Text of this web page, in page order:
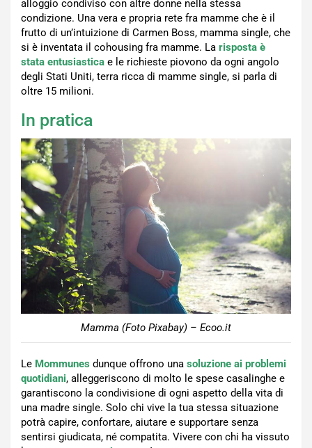
alloggio condiviso con altre donne nella stessa
condizione. Una vera e propria rete fra mamme che è il
frutto di un’intuizione di Carmen Boss, mamma single, che
si è inventata il cohousing fra mamme. La risposta è
stata entusiastica e le richieste piovono da ogni angolo
degli Stati Uniti, terra ricca di mamme single, si parla di
oltre 15 milioni.
In pratica
Mamma (Foto Pixabay) – Ecoo.it
Le Mommunes dunque offrono una soluzione ai problemi
quotidiani, alleggeriscono di molto le spese casalinghe e
garantiscono la condivisione di ogni aspetto della vita di
una madre single. Solo chi vive la tua stessa situazione
potrà capire, confortare, aiutare e supportare senza
sentirsi giudicata, né compatita. Vivere con chi ha vissuto